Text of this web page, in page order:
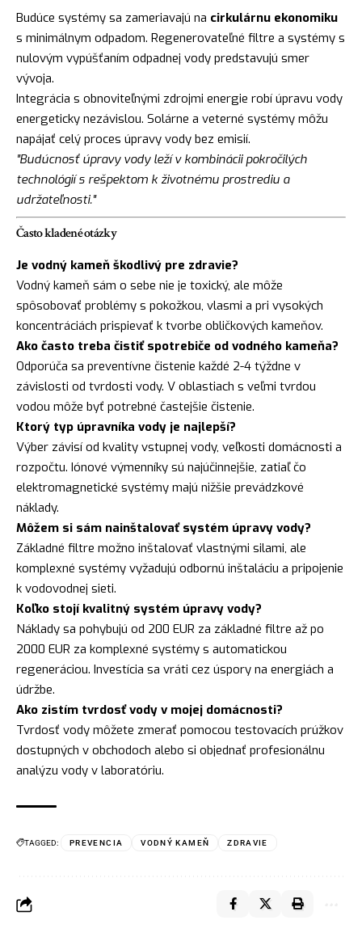
Budúce systémy sa zameriavajú na cirkulárnu ekonomiku
s minimálnym odpadom. Regenerovateľné filtre a systémy s
nulovým vypúšťaním odpadnej vody predstavujú smer
vývoja.
Integrácia s obnoviteľnými zdrojmi energie robí úpravu vody
energeticky nezávislou. Solárne a veterné systémy môžu
napájať celý proces úpravy vody bez emisií.
"Budúcnosť úpravy vody leží v kombinácii pokročilých
technológií s rešpektom k životnému prostrediu a
udržateľnosti."
Často kladené otázky
Je vodný kameň škodlivý pre zdravie?
Vodný kameň sám o sebe nie je toxický, ale môže
spôsobovať problémy s pokožkou, vlasmi a pri vysokých
koncentráciách prispievať k tvorbe obličkových kameňov.
Ako často treba čistiť spotrebiče od vodného kameňa?
Odporúča sa preventívne čistenie každé 2-4 týždne v
závislosti od tvrdosti vody. V oblastiach s veľmi tvrdou
vodou môže byť potrebné častejšie čistenie.
Ktorý typ úpravníka vody je najlepší?
Výber závisí od kvality vstupnej vody, veľkosti domácnosti a
rozpočtu. Iónové výmenníky sú najúčinnejšie, zatiaľ čo
elektromagnetické systémy majú nižšie prevádzkové
náklady.
Môžem si sám nainštalovať systém úpravy vody?
Základné filtre možno inštalovať vlastnými silami, ale
komplexné systémy vyžadujú odbornú inštaláciu a pripojenie
k vodovodnej sieti.
Koľko stojí kvalitný systém úpravy vody?
Náklady sa pohybujú od 200 EUR za základné filtre až po
2000 EUR za komplexné systémy s automatickou
regeneráciou. Investícia sa vráti cez úspory na energiách a
údržbe.
Ako zistím tvrdosť vody v mojej domácnosti?
Tvrdosť vody môžete zmerať pomocou testovacích prúžkov
dostupných v obchodoch alebo si objednať profesionálnu
analýzu vody v laboratóriu.
TAGGED: PREVENCIA VODNÝ KAMEŇ ZDRAVIE